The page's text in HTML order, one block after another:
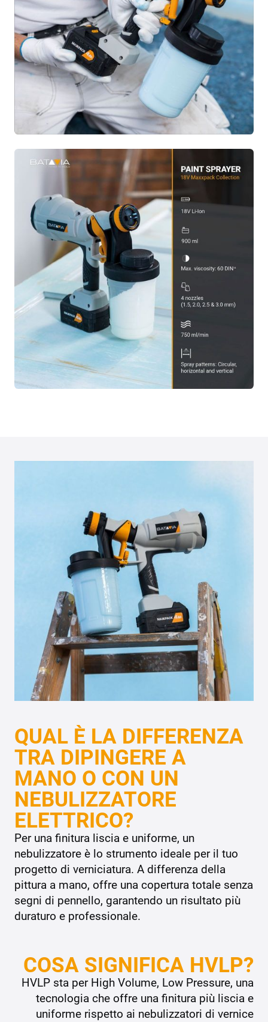
QUAL È LA DIFFERENZA
TRA DIPINGERE A
MANO O CON UN
NEBULIZZATORE
ELETTRICO?
Per una finitura liscia e uniforme, un
nebulizzatore è lo strumento ideale per il tuo
progetto di verniciatura. A differenza della
pittura a mano, offre una copertura totale senza
segni di pennello, garantendo un risultato più
duraturo e professionale.
COSA SIGNIFICA HVLP?
HVLP sta per High Volume, Low Pressure, una
tecnologia che offre una finitura più liscia e
uniforme rispetto ai nebulizzatori di vernice